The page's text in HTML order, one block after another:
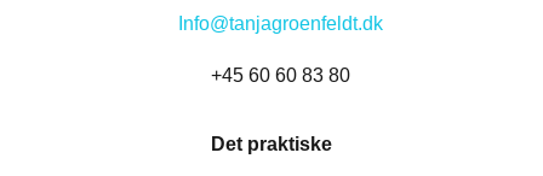
Info@tanjagroenfeldt.dk
+45 60 60 83 80
Det praktiske